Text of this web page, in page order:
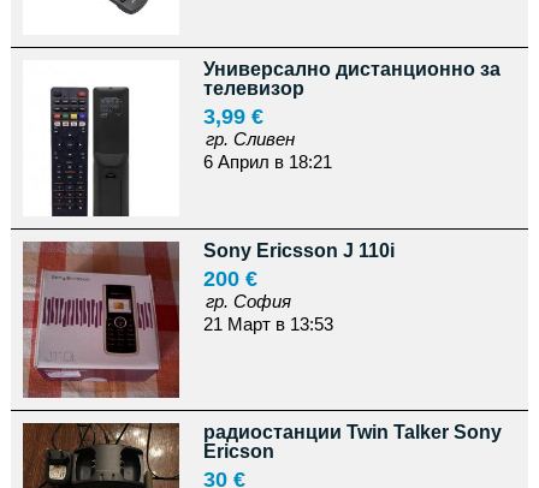
Универсално дистанционно за
телевизор
3,99 €
гр. Сливен
6 Април в 18:21
Sony Ericsson J 110i
200 €
гр. София
21 Март в 13:53
радиостанции Twin Talker Sony
Ericson
30 €